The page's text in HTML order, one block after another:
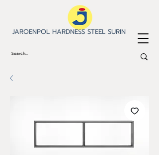
JAROENPOL HARDNESS STEEL SURIN